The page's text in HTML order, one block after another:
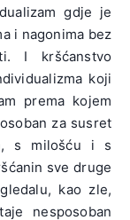
gdje je
i nagonima bez
I kršćanstvo
koji
prema kojem
za susret
s milošću i s
sve druge
kao zle,
nesposoban